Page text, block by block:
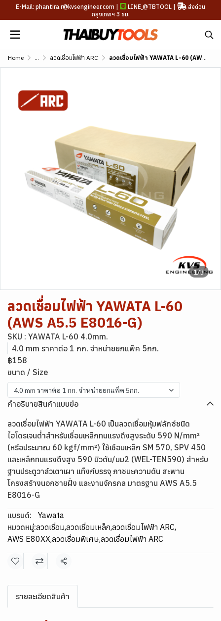
E-Mail: phantira.r@kvsengineer.com | LINE @TBTOOL |
ส่งด่วน
กรุงเทพฯ 3 ชม.
Home ... ลวดเชื่อมไฟฟ้า ARC ลวดเชื่อมไฟฟ้า YAWATA L-60 (AWS A5.5 E8016-G)
1/3
ลวดเชื่อมไฟฟ้า YAWATA L-60
(AWS A5.5 E8016-G)
SKU : YAWATA L-60 4.0mm.
4.0 mm ราคาต่อ 1 กก. จำหน่ายยกแพ็ค 5กก.
฿158
ขนาด / Size
4.0 mm ราคาต่อ 1 กก. จำหน่ายยกแพ็ค 5กก.
คำอธิบายสินค้าแบบย่อ
ลวดเชื่อมไฟฟ้า YAWATA L-60 เป็นลวดเชื่อมหุ้มฟลักซ์ชนิด
ไฮโดรเจนต่ำสำหรับเชื่อมเหล็กทนแรงดึงสูงระดับ 590 N/mm²
(หรือประมาณ 60 kgf/mm²) ใช้เชือมเหล็ก SM 570, SPV 450
และเหล็กทนแรงดึงสูง 590 นิวตัน/มม2 (WEL-TEN590) สำหรับ
ฐานประตูวาล์วเตาเผา แท็งก์บรรจุ ภาชนะความดัน สะพาน
โครงสร้างนอกชายฝั่ง และงานจักรกล มาตรฐาน AWS A5.5
E8016-G
แบรนด์:
Yawata
หมวดหมู่:ลวดเชื่อม,ลวดเชื่อมเหล็ก,ลวดเชื่อมไฟฟ้า ARC,
AWS E80XX,ลวดเชื่อมพิเศษ,ลวดเชื่อมไฟฟ้า ARC
แชร์
รายละเอียดสินค้า